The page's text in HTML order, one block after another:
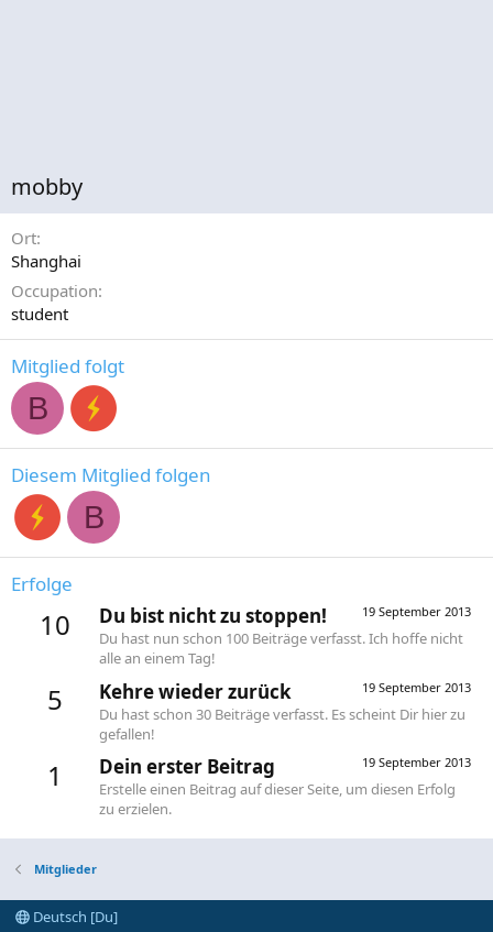
mobby
Ort
Shanghai
Occupation
student
Mitglied folgt
B
Diesem Mitglied folgen
B
Erfolge
10 19 September 2013
Du bist nicht zu stoppen!
Du hast nun schon 100 Beiträge verfasst. Ich hoffe nicht
alle an einem Tag!
5 19 September 2013
Kehre wieder zurück
Du hast schon 30 Beiträge verfasst. Es scheint Dir hier zu
gefallen!
1 19 September 2013
Dein erster Beitrag
Erstelle einen Beitrag auf dieser Seite, um diesen Erfolg
zu erzielen.
Mitglieder
Deutsch [Du]